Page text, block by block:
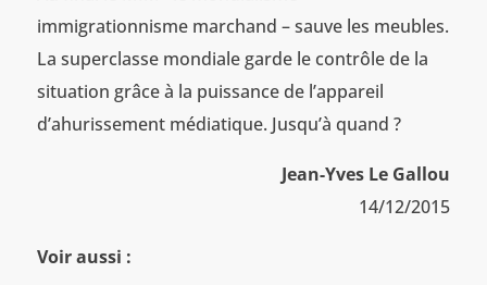
immigrationnisme marchand – sauve les meubles.
La superclasse mondiale garde le contrôle de la
situation grâce à la puissance de l’appareil
d’ahurissement médiatique. Jusqu’à quand ?
Jean-Yves Le Gallou
14/12/2015
Voir aussi :